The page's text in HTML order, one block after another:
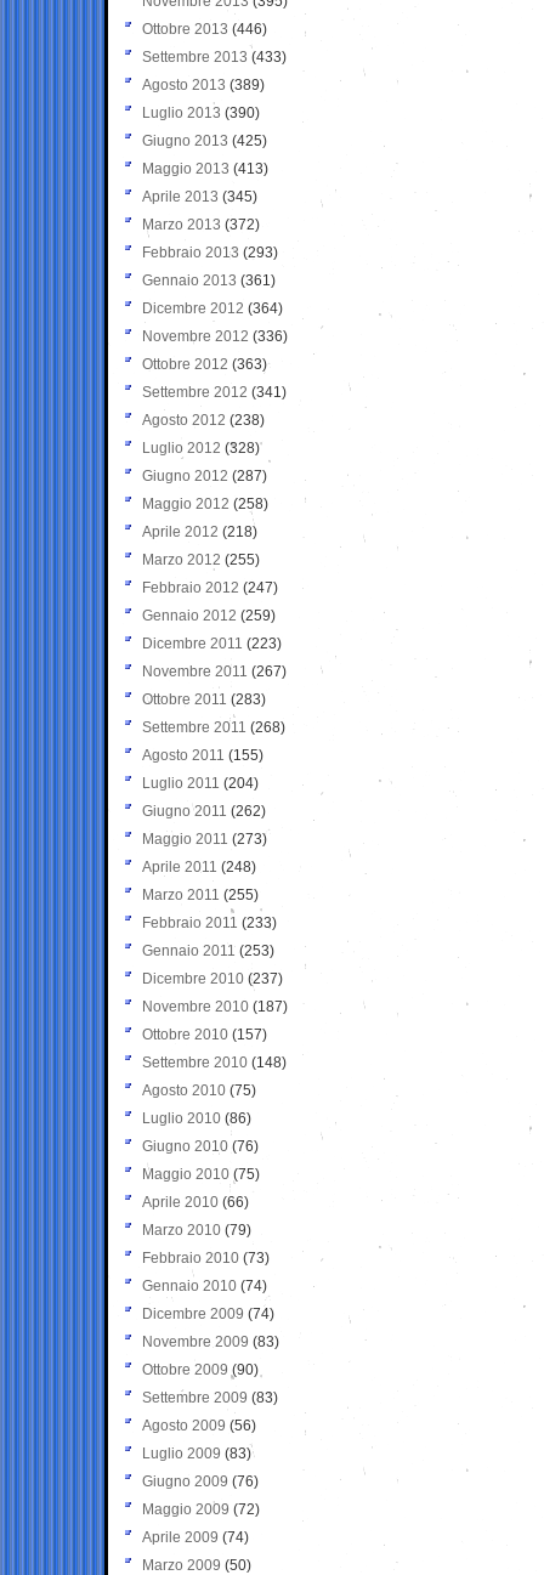
Ottobre 2013 (446)
Settembre 2013 (433)
Agosto 2013 (389)
Luglio 2013 (390)
Giugno 2013 (425)
Maggio 2013 (413)
Aprile 2013 (345)
Marzo 2013 (372)
Febbraio 2013 (293)
Gennaio 2013 (361)
Dicembre 2012 (364)
Novembre 2012 (336)
Ottobre 2012 (363)
Settembre 2012 (341)
Agosto 2012 (238)
Luglio 2012 (328)
Giugno 2012 (287)
Maggio 2012 (258)
Aprile 2012 (218)
Marzo 2012 (255)
Febbraio 2012 (247)
Gennaio 2012 (259)
Dicembre 2011 (223)
Novembre 2011 (267)
Ottobre 2011 (283)
Settembre 2011 (268)
Agosto 2011 (155)
Luglio 2011 (204)
Giugno 2011 (262)
Maggio 2011 (273)
Aprile 2011 (248)
Marzo 2011 (255)
Febbraio 2011 (233)
Gennaio 2011 (253)
Dicembre 2010 (237)
Novembre 2010 (187)
Ottobre 2010 (157)
Settembre 2010 (148)
Agosto 2010 (75)
Luglio 2010 (86)
Giugno 2010 (76)
Maggio 2010 (75)
Aprile 2010 (66)
Marzo 2010 (79)
Febbraio 2010 (73)
Gennaio 2010 (74)
Dicembre 2009 (74)
Novembre 2009 (83)
Ottobre 2009 (90)
Settembre 2009 (83)
Agosto 2009 (56)
Luglio 2009 (83)
Giugno 2009 (76)
Maggio 2009 (72)
Aprile 2009 (74)
Marzo 2009 (50)